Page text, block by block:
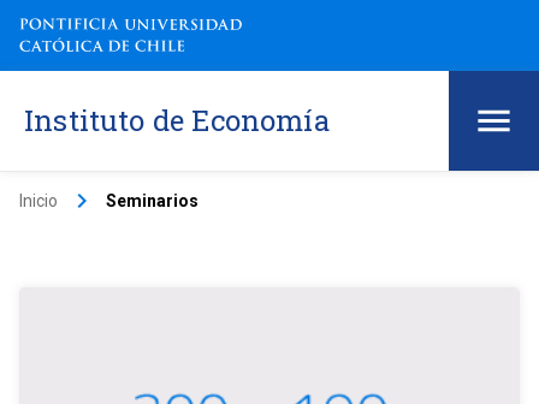
Instituto de Economía
Inicio keyboard_arrow_right Seminarios